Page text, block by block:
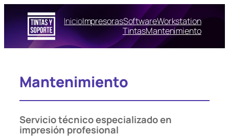
contenido
InicioImpresorasSoftwareWorkstation
TintasMantenimiento
Mantenimiento
Servicio técnico especializado en
impresión profesional